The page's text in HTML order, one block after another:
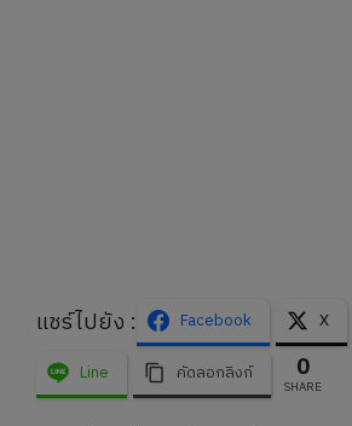
แชร์ไปยัง : Facebook X
Line
คัดลอกลิงก์ 0
SHARE